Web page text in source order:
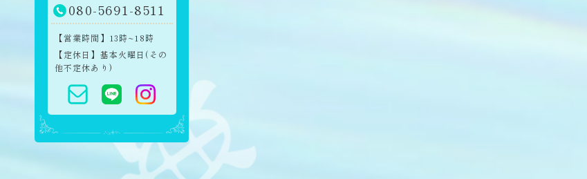
080-5691-8511
【営業時間】13時~18時
【定休日】基本火曜日(その
他不定休あり)